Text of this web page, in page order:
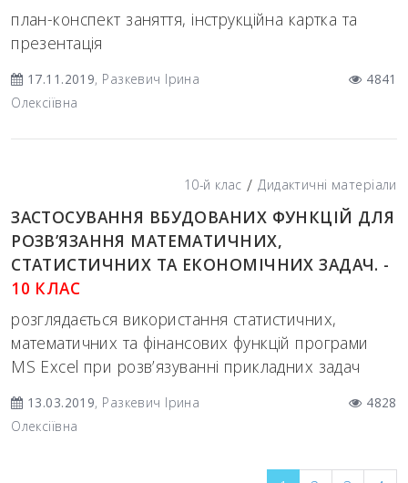
план-конспект заняття, інструкційна картка та
презентація
17.11.2019, Разкевич Ірина
Олексіївна
4841
10-й клас / Дидактичні матеріали
ЗАСТОСУВАННЯ ВБУДОВАНИХ ФУНКЦІЙ ДЛЯ
РОЗВ’ЯЗАННЯ МАТЕМАТИЧНИХ,
СТАТИСТИЧНИХ ТА ЕКОНОМІЧНИХ ЗАДАЧ. -
10 КЛАС
розглядається використання статистичних,
математичних та фінансових функцій програми
MS Excel при розв’язуванні прикладних задач
13.03.2019, Разкевич Ірина
Олексіївна
4828